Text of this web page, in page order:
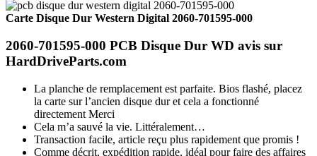
Carte Disque Dur Western Digital 2060-701595-000
2060-701595-000 PCB Disque Dur WD avis sur
HardDriveParts.com
La planche de remplacement est parfaite. Bios flashé, placez
la carte sur l’ancien disque dur et cela a fonctionné
directement Merci
Cela m’a sauvé la vie. Littéralement…
Transaction facile, article reçu plus rapidement que promis !
Comme décrit, expédition rapide, idéal pour faire des affaires